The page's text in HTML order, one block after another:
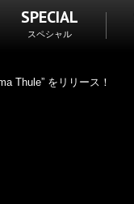
SPECIAL
スペシャル
Thule” をリリース！